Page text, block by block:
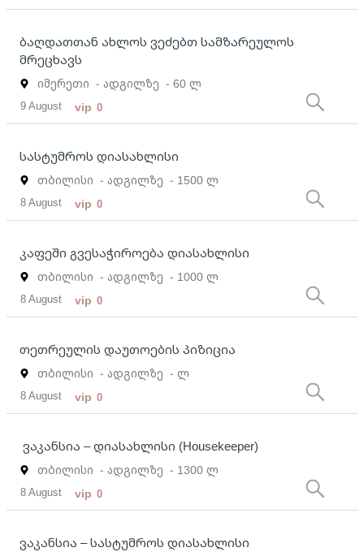
ბაღდათთან ახლოს ვეძებთ სამზარეულოს
მრეცხავს
იმერეთი - ადგილზე - 60 ლ
9 August vip 0
სასტუმროს დიასახლისი
თბილისი - ადგილზე - 1500 ლ
8 August vip 0
კაფეში გვესაჭიროება დიასახლისი
თბილისი - ადგილზე - 1000 ლ
8 August vip 0
თეთრეულის დაუთოების პიზიცია
თბილისი - ადგილზე - ლ
8 August vip 0
ვაკანსია – დიასახლისი (Housekeeper)
თბილისი - ადგილზე - 1300 ლ
8 August vip 0
ვაკანსია – სასტუმროს დიასახლისი